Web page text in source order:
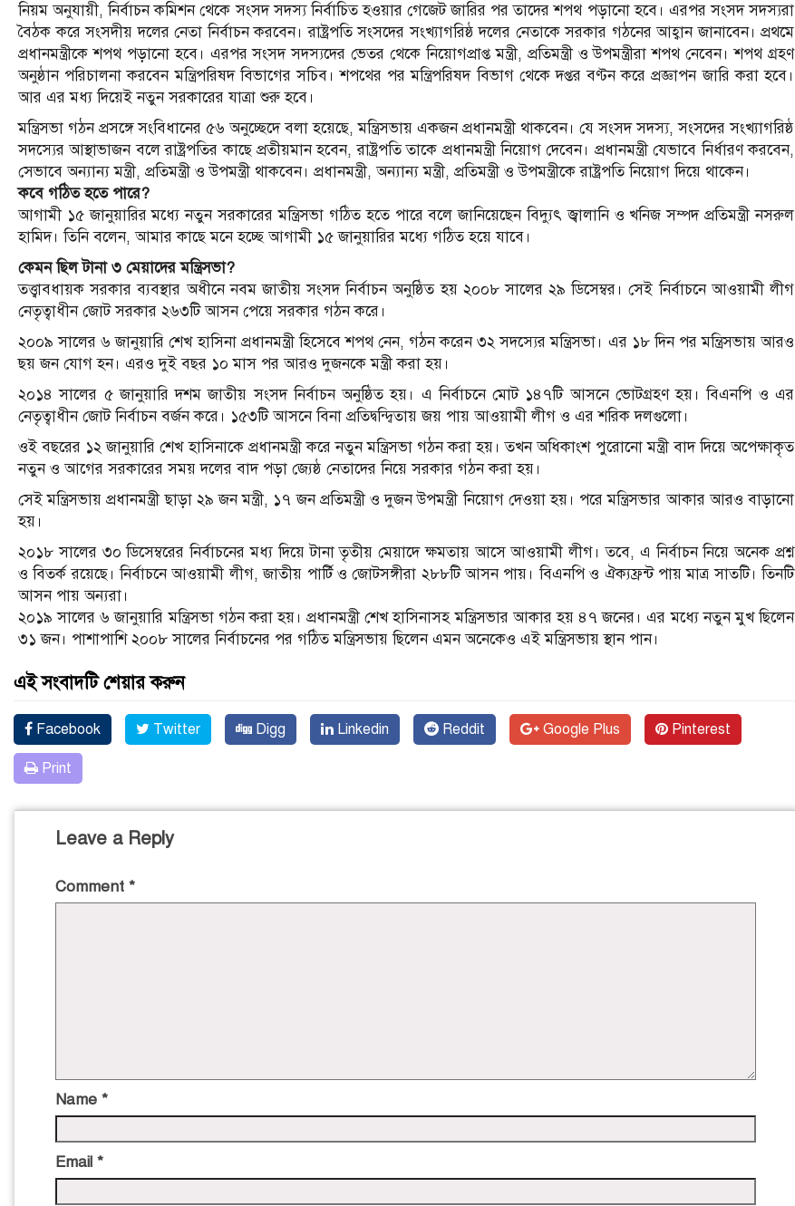
নিয়ম অনুযায়ী, নির্বাচন কমিশন থেকে সংসদ সদস্য নির্বাচিত হওয়ার গেজেট জারির পর তাদের শপথ পড়ানো হবে। এরপর সংসদ সদস্যরা
বৈঠক করে সংসদীয় দলের নেতা নির্বাচন করবেন। রাষ্ট্রপতি সংসদের সংখ্যাগরিষ্ঠ দলের নেতাকে সরকার গঠনের আহ্বান জানাবেন। প্রথমে
প্রধানমন্ত্রীকে শপথ পড়ানো হবে। এরপর সংসদ সদস্যদের ভেতর থেকে নিয়োগপ্রাপ্ত মন্ত্রী, প্রতিমন্ত্রী ও উপমন্ত্রীরা শপথ নেবেন। শপথ গ্রহণ
অনুষ্ঠান পরিচালনা করবেন মন্ত্রিপরিষদ বিভাগের সচিব। শপথের পর মন্ত্রিপরিষদ বিভাগ থেকে দপ্তর বণ্টন করে প্রজ্ঞাপন জারি করা হবে।
আর এর মধ্য দিয়েই নতুন সরকারের যাত্রা শুরু হবে।
মন্ত্রিসভা গঠন প্রসঙ্গে সংবিধানের ৫৬ অনুচ্ছেদে বলা হয়েছে, মন্ত্রিসভায় একজন প্রধানমন্ত্রী থাকবেন। যে সংসদ সদস্য, সংসদের সংখ্যাগরিষ্ঠ
সদস্যের আস্থাভাজন বলে রাষ্ট্রপতির কাছে প্রতীয়মান হবেন, রাষ্ট্রপতি তাকে প্রধানমন্ত্রী নিয়োগ দেবেন। প্রধানমন্ত্রী যেভাবে নির্ধারণ করবেন,
সেভাবে অন্যান্য মন্ত্রী, প্রতিমন্ত্রী ও উপমন্ত্রী থাকবেন। প্রধানমন্ত্রী, অন্যান্য মন্ত্রী, প্রতিমন্ত্রী ও উপমন্ত্রীকে রাষ্ট্রপতি নিয়োগ দিয়ে থাকেন।
কবে গঠিত হতে পারে?
আগামী ১৫ জানুয়ারির মধ্যে নতুন সরকারের মন্ত্রিসভা গঠিত হতে পারে বলে জানিয়েছেন বিদ্যুৎ জ্বালানি ও খনিজ সম্পদ প্রতিমন্ত্রী নসরুল
হামিদ। তিনি বলেন, আমার কাছে মনে হচ্ছে আগামী ১৫ জানুয়ারির মধ্যে গঠিত হয়ে যাবে।
কেমন ছিল টানা ৩ মেয়াদের মন্ত্রিসভা?
তত্ত্বাবধায়ক সরকার ব্যবস্থার অধীনে নবম জাতীয় সংসদ নির্বাচন অনুষ্ঠিত হয় ২০০৮ সালের ২৯ ডিসেম্বর। সেই নির্বাচনে আওয়ামী লীগ
নেতৃত্বাধীন জোট সরকার ২৬৩টি আসন পেয়ে সরকার গঠন করে।
২০০৯ সালের ৬ জানুয়ারি শেখ হাসিনা প্রধানমন্ত্রী হিসেবে শপথ নেন, গঠন করেন ৩২ সদস্যের মন্ত্রিসভা। এর ১৮ দিন পর মন্ত্রিসভায় আরও
ছয় জন যোগ হন। এরও দুই বছর ১০ মাস পর আরও দুজনকে মন্ত্রী করা হয়।
২০১৪ সালের ৫ জানুয়ারি দশম জাতীয় সংসদ নির্বাচন অনুষ্ঠিত হয়। এ নির্বাচনে মোট ১৪৭টি আসনে ভোটগ্রহণ হয়। বিএনপি ও এর
নেতৃত্বাধীন জোট নির্বাচন বর্জন করে। ১৫৩টি আসনে বিনা প্রতিদ্বন্দ্বিতায় জয় পায় আওয়ামী লীগ ও এর শরিক দলগুলো।
ওই বছরের ১২ জানুয়ারি শেখ হাসিনাকে প্রধানমন্ত্রী করে নতুন মন্ত্রিসভা গঠন করা হয়। তখন অধিকাংশ পুরোনো মন্ত্রী বাদ দিয়ে অপেক্ষাকৃত
নতুন ও আগের সরকারের সময় দলের বাদ পড়া জ্যেষ্ঠ নেতাদের নিয়ে সরকার গঠন করা হয়।
সেই মন্ত্রিসভায় প্রধানমন্ত্রী ছাড়া ২৯ জন মন্ত্রী, ১৭ জন প্রতিমন্ত্রী ও দুজন উপমন্ত্রী নিয়োগ দেওয়া হয়। পরে মন্ত্রিসভার আকার আরও বাড়ানো
হয়।
২০১৮ সালের ৩০ ডিসেম্বরের নির্বাচনের মধ্য দিয়ে টানা তৃতীয় মেয়াদে ক্ষমতায় আসে আওয়ামী লীগ। তবে, এ নির্বাচন নিয়ে অনেক প্রশ্ন
ও বিতর্ক রয়েছে। নির্বাচনে আওয়ামী লীগ, জাতীয় পার্টি ও জোটসঙ্গীরা ২৮৮টি আসন পায়। বিএনপি ও ঐক্যফ্রন্ট পায় মাত্র সাতটি। তিনটি
আসন পায় অন্যরা।
২০১৯ সালের ৬ জানুয়ারি মন্ত্রিসভা গঠন করা হয়। প্রধানমন্ত্রী শেখ হাসিনাসহ মন্ত্রিসভার আকার হয় ৪৭ জনের। এর মধ্যে নতুন মুখ ছিলেন
৩১ জন। পাশাপাশি ২০০৮ সালের নির্বাচনের পর গঠিত মন্ত্রিসভায় ছিলেন এমন অনেকেও এই মন্ত্রিসভায় স্থান পান।
এই সংবাদটি শেয়ার করুন
Facebook Twitter Digg Linkedin Reddit Google Plus Pinterest
Print
Leave a Reply
Comment *
Name *
Email *